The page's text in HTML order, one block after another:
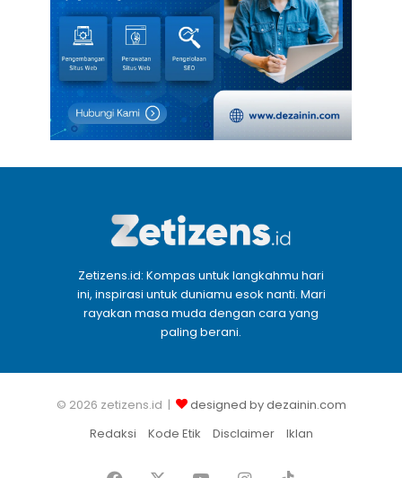
Zetizens.id: Kompas untuk langkahmu hari
ini, inspirasi untuk duniamu esok nanti. Mari
rayakan masa muda dengan cara yang
paling berani.
© 2026 zetizens.id |
designed by dezainin.com
Redaksi
Kode Etik Disclaimer Iklan